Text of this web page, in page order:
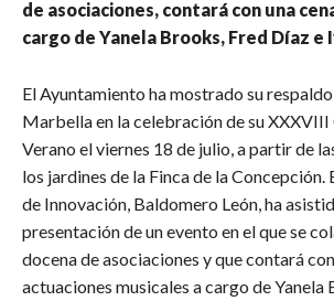
de asociaciones, contará con una
cargo de Yanela Brooks, Fred Díaz e
El Ayuntamiento ha mostrado su
Marbella en la celebración de su
Verano el viernes 18 de julio, a partir de
los jardines de la Finca de la
de Innovación, Baldomero León, ha
presentación de un evento en el que se
docena de asociaciones y que contará
actuaciones musicales a cargo de Yanela